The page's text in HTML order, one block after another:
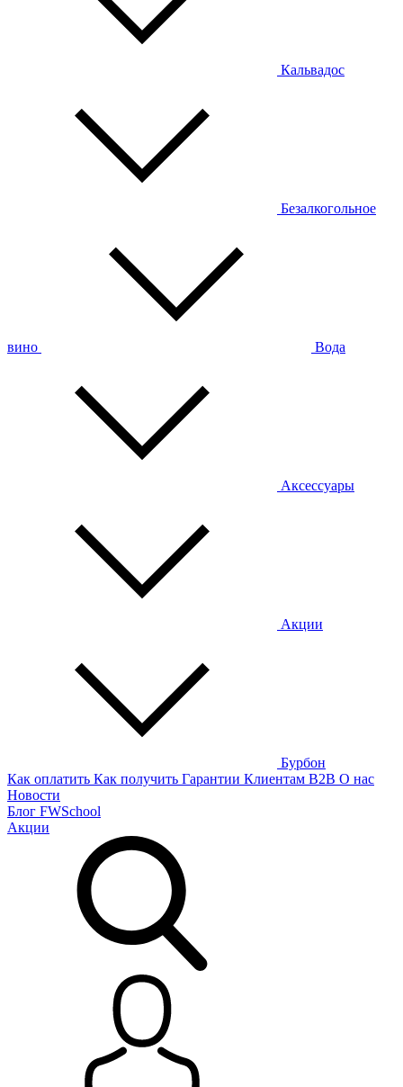
Кальвадос
Безалкогольное
вино Вода
Аксессуары
Акции
Бурбон
Как оплатить Как получить Гарантии Клиентам B2B О нас
Новости
Блог FWSchool
Акции